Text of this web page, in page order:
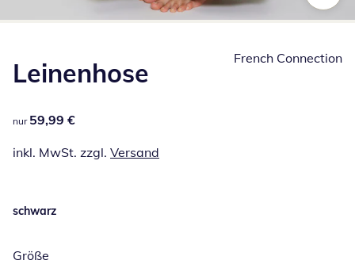
Leinenhose
59,99 €
nur 59,99 €
inkl. MwSt. zzgl. Versand
French Connection
schwarz
Größe